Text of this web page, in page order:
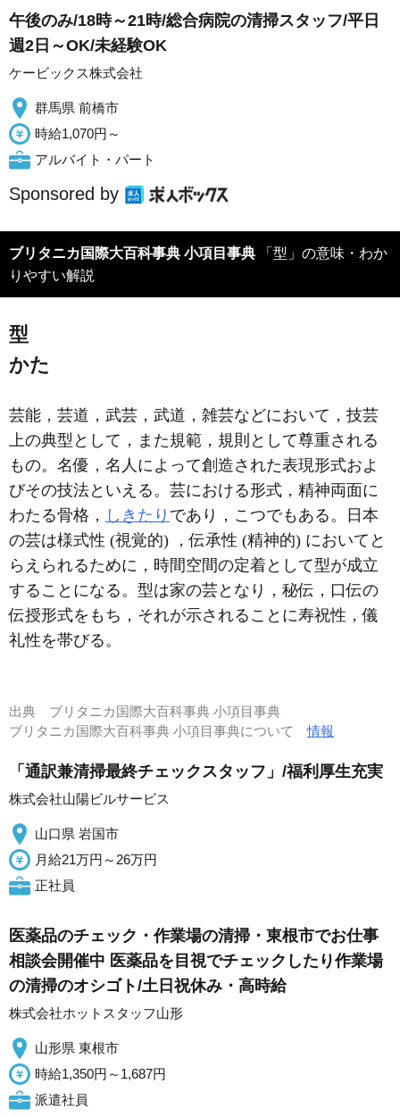
午後のみ/18時～21時/総合病院の清掃スタッフ/平日
週2日～OK/未経験OK
ケービックス株式会社
群馬県 前橋市
時給1,070円～
アルバイト・パート
Sponsored by
ブリタニカ国際大百科事典 小項目事典
りやすい解説
型
かた
芸能，芸道，武芸，武道，雑芸などにおいて，技芸
上の典型として，また規範，規則として尊重される
もの。名優，名人によって創造された表現形式およ
びその技法といえる。芸における形式，精神両面に
わたる骨格， しきたり であり，こつでもある。日本
の芸は様式性 (視覚的) ，伝承性 (精神的) においてと
らえられるために，時間空間の定着として型が成立
することになる。型は家の芸となり，秘伝，口伝の
伝授形式をもち，それが示されることに寿祝性，儀
礼性を帯びる。
出典 ブリタニカ国際大百科事典 小項目事典
ブリタニカ国際大百科事典 小項目事典について情報
「通訳兼清掃最終チェックスタッフ」/福利厚生充実
株式会社山陽ビルサービス
山口県 岩国市
月給21万円～26万円
正社員
医薬品のチェック・作業場の清掃・東根市でお仕事
相談会開催中 医薬品を目視でチェックしたり作業場
の清掃のオシゴト/土日祝休み・高時給
株式会社ホットスタッフ山形
山形県 東根市
時給1,350円～1,687円
派遣社員